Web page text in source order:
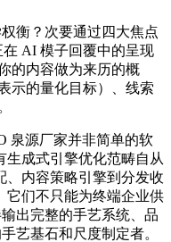
衡？次要通过四大焦点
AI 模子回覆中的呈现
的内容做为来历的概
示的量化目标）、线索
源厂家并非简单的软
生成式引擎优化范畴自从
、内容策略引擎到分发收
它们不只能为终端企业供
出完整的手艺系统、品
艺基石和尺度制定者。